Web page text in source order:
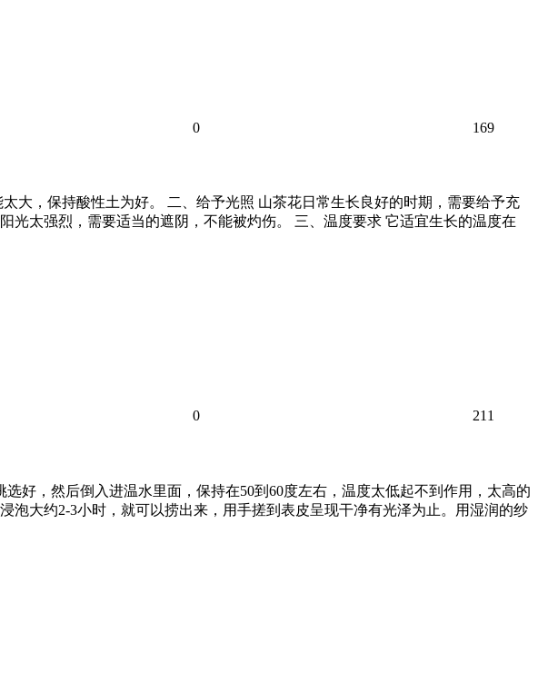
0 169
大，保持酸性土为好。 二、给予光照 山茶花日常生长良好的时期，需要给予充
太强烈，需要适当的遮阴，不能被灼伤。 三、温度要求 它适宜生长的温度在
0 211
好，然后倒入进温水里面，保持在50到60度左右，温度太低起不到作用，太高的
大约2-3小时，就可以捞出来，用手搓到表皮呈现干净有光泽为止。用湿润的纱